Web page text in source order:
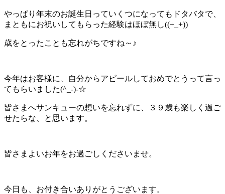
やっぱり年末のお誕生日っていくつになってもドタバタで、
まともにお祝いしてもらった経験はほぼ無し((+_+))
歳をとったことも忘れがちですね～♪
今年はお客様に、自分からアピールしておめでとうって言っ
てもらいました(^_-)-☆
皆さまへサンキューの想いを忘れずに、３９歳も楽しく過ご
せたらな、と思います。
皆さまよいお年をお過ごしくださいませ。
今日も、お付き合いありがとうございます。